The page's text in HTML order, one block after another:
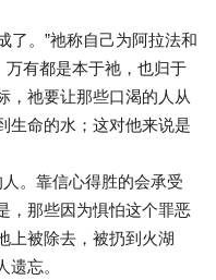
了。”祂称自己为阿拉法和
有都是本于祂，也归于
，祂要让那些口渴的人从
生命的水；这对他来说是
。靠信心得胜的会承受
，那些因为惧怕这个罪恶
上被除去，被扔到火湖
忘。